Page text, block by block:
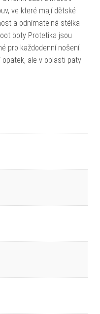
ve které mají dětské
a odnímatelná stélka
boty Protetika jsou
pro každodenní nošení.
ale v oblasti paty